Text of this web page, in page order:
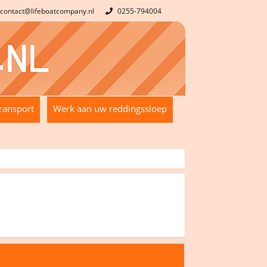
0255-794004
Werk aan uw reddingssloep